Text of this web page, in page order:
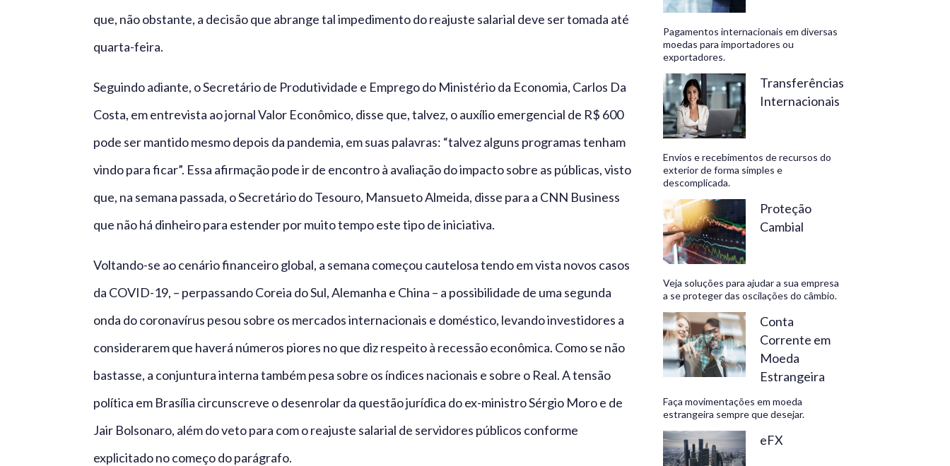
que, não obstante, a decisão que abrange tal impedimento do reajuste salarial deve ser tomada até
quarta-feira.
Seguindo adiante, o Secretário de Produtividade e Emprego do Ministério da Economia, Carlos Da
Costa, em entrevista ao jornal Valor Econômico, disse que, talvez, o auxílio emergencial de R$ 600
pode ser mantido mesmo depois da pandemia, em suas palavras: “talvez alguns programas tenham
vindo para ficar”. Essa afirmação pode ir de encontro à avaliação do impacto sobre as públicas, visto
que, na semana passada, o Secretário do Tesouro, Mansueto Almeida, disse para a CNN Business
que não há dinheiro para estender por muito tempo este tipo de iniciativa.
Voltando-se ao cenário financeiro global, a semana começou cautelosa tendo em vista novos casos
da COVID-19, – perpassando Coreia do Sul, Alemanha e China – a possibilidade de uma segunda
onda do coronavírus pesou sobre os mercados internacionais e doméstico, levando investidores a
considerarem que haverá números piores no que diz respeito à recessão econômica. Como se não
bastasse, a conjuntura interna também pesa sobre os índices nacionais e sobre o Real. A tensão
política em Brasília circunscreve o desenrolar da questão jurídica do ex-ministro Sérgio Moro e de
Jair Bolsonaro, além do veto para com o reajuste salarial de servidores públicos conforme
explicitado no começo do parágrafo.
Bank,
negócios
rentáveis
Pagamentos internacionais em diversas
moedas para importadores ou
exportadores.
Transferências
Internacionais
Envios e recebimentos de recursos do
exterior de forma simples e
descomplicada.
Proteção
Cambial
Veja soluções para ajudar a sua empresa
a se proteger das oscilações do câmbio.
Conta
Corrente em
Moeda
Estrangeira
Faça movimentações em moeda
estrangeira sempre que desejar.
eFX